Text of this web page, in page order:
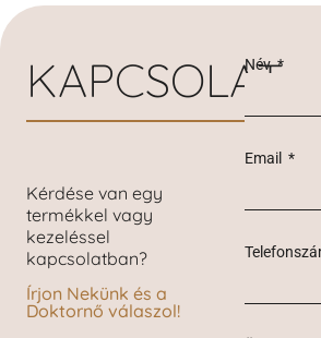
KAPCSOLAT
Kérdése van egy
termékkel vagy
kezeléssel
kapcsolatban?
Írjon Nekünk és a
Doktornő válaszol!
Név
Email